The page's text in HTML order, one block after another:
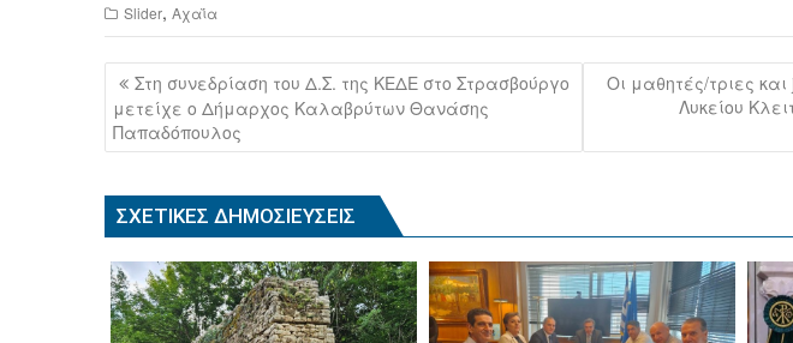
c
e
b
o
o
k
tt
er
Slider, Αχαΐα
Πλοήγηση
άρθρων
Στη συνεδρίαση του Δ.Σ. της ΚΕΔΕ στο Στρασβούργο
μετείχε ο Δήμαρχος Καλαβρύτων Θανάσης
Παπαδόπουλος
Οι μαθητές/τριες και
Λυκείου
ΣΧΕΤΙΚΈΣ ΔΗΜΟΣΙΕΎΣΕΙΣ